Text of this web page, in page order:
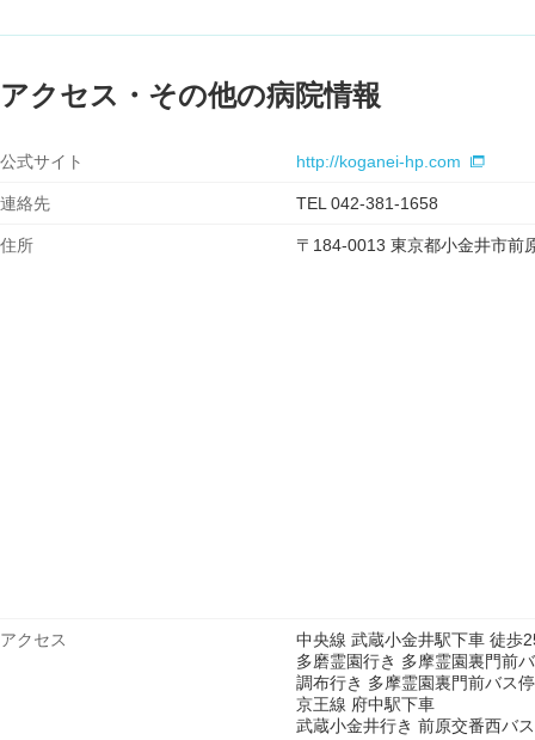
アクセス・その他の病院情報
公式サイト http://koganei-hp.com
連絡先 TEL 042-381-1658
住所 〒184-0013 東京都小金井市前
アクセス
中央線 武蔵小金井駅下車 徒歩
多磨霊園行き 多摩霊園裏門前
調布行き 多摩霊園裏門前バス
京王線 府中駅下車
武蔵小金井行き 前原交番西バ